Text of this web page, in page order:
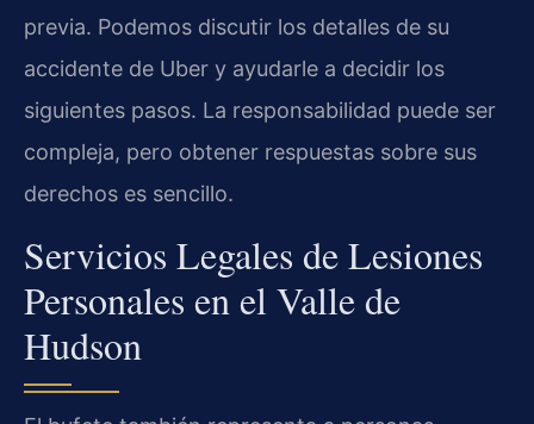
previa. Podemos discutir los detalles de su
accidente de Uber y ayudarle a decidir los
siguientes pasos. La responsabilidad puede ser
compleja, pero obtener respuestas sobre sus
derechos es sencillo.
Servicios Legales de Lesiones
Personales en el Valle de
Hudson